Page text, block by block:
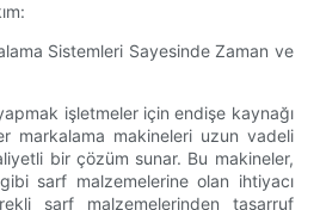
Sistemleri Sayesinde Zaman ve
işletmeler için endişe kaynağı
markalama makineleri uzun vadeli
bir çözüm sunar. Bu makineler,
sarf malzemelerine olan ihtiyacı
sarf malzemelerinden tasarruf